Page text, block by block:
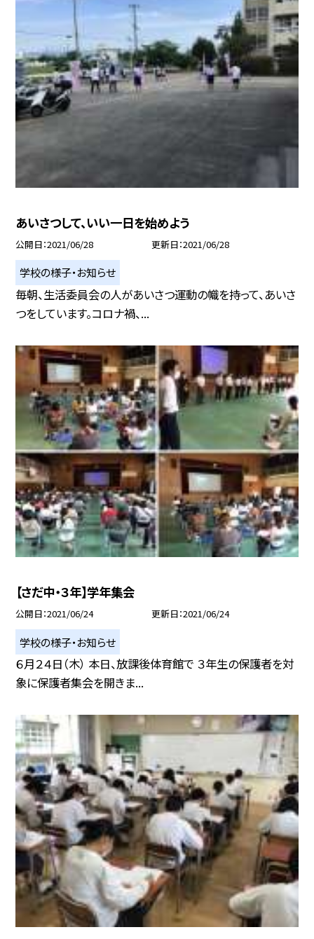
あいさつして、いい一日を始めよう
公開日 2021/06/28 更新日 2021/06/28
学校の様子・お知らせ
毎朝、生活委員会の人があいさつ運動の幟を持って、あいさ
つをしています。コロナ禍、...
【さだ中・３年】学年集会
公開日 2021/06/24 更新日 2021/06/24
学校の様子・お知らせ
６月２４日（木） 本日、放課後体育館で ３年生の保護者を対
象に保護者集会を開きま...